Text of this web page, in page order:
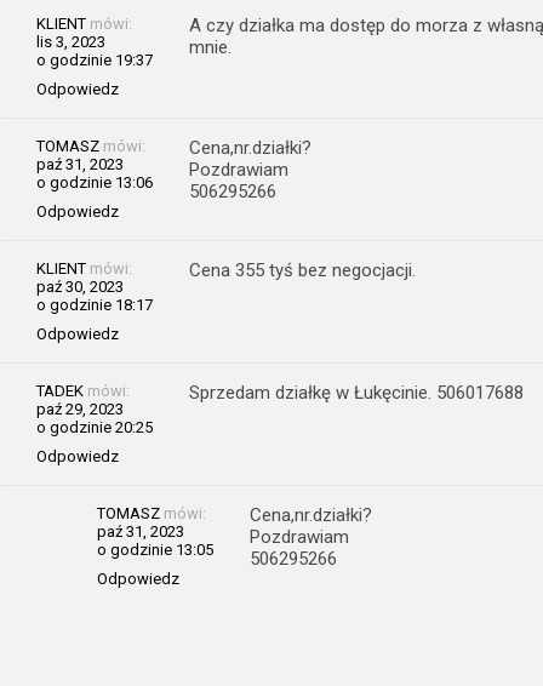
KLIENT mówi:
lis 3, 2023
o godzinie 19:37
Odpowiedz
A czy działka ma dostęp do morza z
mnie.
TOMASZ mówi:
paź 31, 2023
o godzinie 13:06
Odpowiedz
Cena,nr.działki?
Pozdrawiam
506295266
KLIENT mówi:
paź 30, 2023
o godzinie 18:17
Odpowiedz
Cena 355 tyś bez negocjacji.
TADEK mówi:
paź 29, 2023
o godzinie 20:25
Odpowiedz
Sprzedam działkę w Łukęcinie. 506017688
TOMASZ mówi:
paź 31, 2023
o godzinie 13:05
Odpowiedz
Cena,nr.działki?
Pozdrawiam
506295266